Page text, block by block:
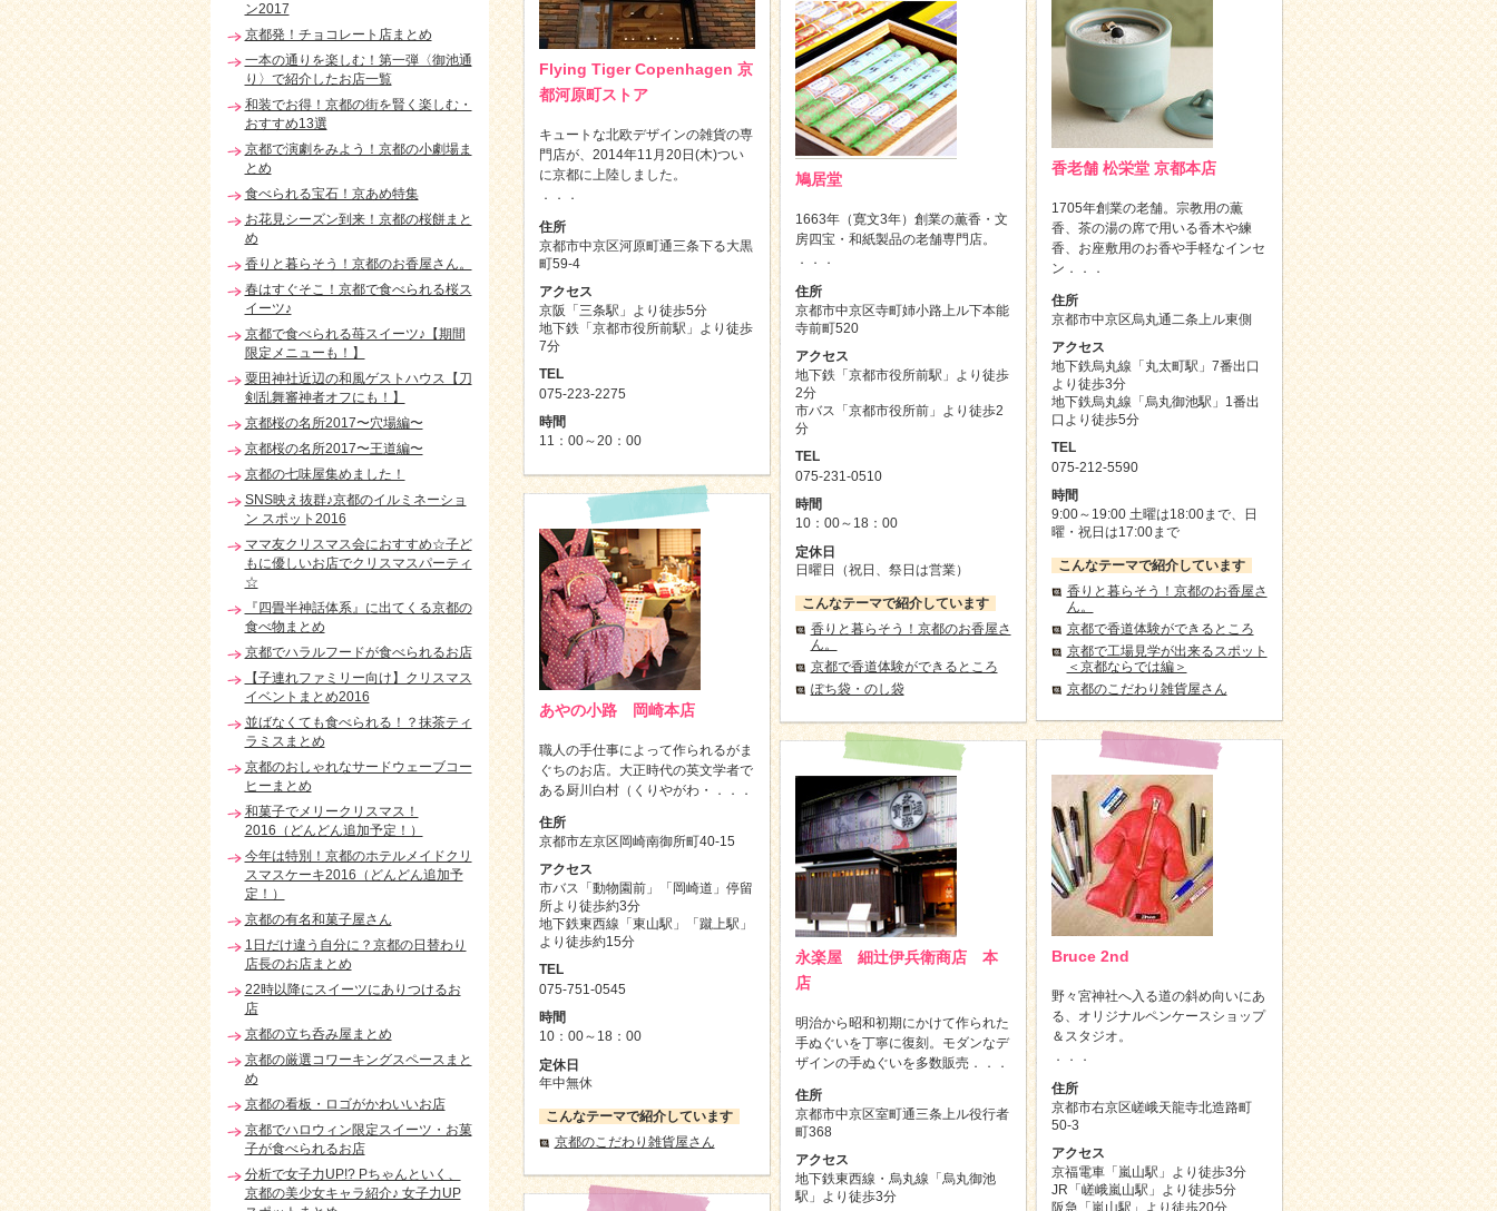
Flying Tiger Copenhagen 京
都河原町ストア
キュートな北欧デザインの雑貨の専
門店が、2014年11月20日(木)つい
に京都に上陸しました。
．．．
住所
京都市中京区河原町通三条下る大黒
町59-4
アクセス
京阪「三条駅」より徒歩5分
地下鉄「京都市役所前駅」より徒歩
7分
TEL
075-223-2275
時間
11：00～20：00
香老舗 松栄堂 京都本店
1705年創業の老舗。宗教用の薫
香、茶の湯の席で用いる香木や練
香、お座敷用のお香や手軽なインセ
ン．．．
住所
京都市中京区烏丸通二条上ル東側
アクセス
地下鉄烏丸線「丸太町駅」7番出口
より徒歩3分
地下鉄烏丸線「烏丸御池駅」1番出
口より徒歩5分
TEL
075-212-5590
時間
9:00～19:00 土曜は18:00まで、日
曜・祝日は17:00まで
こんなテーマで紹介しています
香りと暮らそう！京都のお香屋さ
ん。
京都で香道体験ができるところ
京都で工場見学が出来るスポット
＜京都ならでは編＞
京都のこだわり雑貨屋さん
鳩居堂
1663年（寛文3年）創業の薫香・文
房四宝・和紙製品の老舗専門店。
．．．
住所
京都市中京区寺町姉小路上ル下本能
寺前町520
アクセス
地下鉄「京都市役所前駅」より徒歩
2分
市バス「京都市役所前」より徒歩2
分
TEL
075-231-0510
時間
10：00～18：00
定休日
日曜日（祝日、祭日は営業）
こんなテーマで紹介しています
香りと暮らそう！京都のお香屋さ
ん。
京都で香道体験ができるところ
ぽち袋・のし袋
あやの小路 岡崎本店
職人の手仕事によって作られるがま
ぐちのお店。大正時代の英文学者で
ある厨川白村（くりやがわ・．．．
住所
京都市左京区岡崎南御所町40-15
アクセス
市バス「動物園前」「岡崎道」停留
所より徒歩約3分
地下鉄東西線「東山駅」「蹴上駅」
より徒歩約15分
TEL
075-751-0545
時間
10：00～18：00
定休日
年中無休
こんなテーマで紹介しています
京都のこだわり雑貨屋さん
Bruce 2nd
野々宮神社へ入る道の斜め向いにあ
る、オリジナルペンケースショップ
＆スタジオ。
．．．
住所
京都市右京区嵯峨天龍寺北造路町
50-3
アクセス
京福電車「嵐山駅」より徒歩3分
JR「嵯峨嵐山駅」より徒歩5分
阪急「嵐山駅」より徒歩20分
永楽屋 細辻伊兵衛商店 本
店
明治から昭和初期にかけて作られた
手ぬぐいを丁寧に復刻。モダンなデ
ザインの手ぬぐいを多数販売．．．
住所
京都市中京区室町通三条上ル役行者
町368
アクセス
地下鉄東西線・烏丸線「烏丸御池
駅」より徒歩3分
ン2017
京都発！チョコレート店まとめ
一本の通りを楽しむ！第一弾〈御池通
り〉で紹介したお店一覧
和装でお得！京都の街を賢く楽しむ・
おすすめ13選
京都で演劇をみよう！京都の小劇場ま
とめ
食べられる宝石！京あめ特集
お花見シーズン到来！京都の桜餅まと
め
香りと暮らそう！京都のお香屋さん。
春はすぐそこ！京都で食べられる桜ス
イーツ♪
京都で食べられる苺スイーツ♪【期間
限定メニューも！】
粟田神社近辺の和風ゲストハウス【刀
剣乱舞審神者オフにも！】
京都桜の名所2017〜穴場編〜
京都桜の名所2017〜王道編〜
京都の七味屋集めました！
SNS映え抜群♪京都のイルミネーショ
ン スポット2016
ママ友クリスマス会におすすめ☆子ど
もに優しいお店でクリスマスパーティ
☆
『四畳半神話体系』に出てくる京都の
食べ物まとめ
京都でハラルフードが食べられるお店
【子連れファミリー向け】クリスマス
イベントまとめ2016
並ばなくても食べられる！？抹茶ティ
ラミスまとめ
京都のおしゃれなサードウェーブコー
ヒーまとめ
和菓子でメリークリスマス！
2016（どんどん追加予定！）
今年は特別！京都のホテルメイドクリ
スマスケーキ2016（どんどん追加予
定！）
京都の有名和菓子屋さん
1日だけ違う自分に？京都の日替わり
店長のお店まとめ
22時以降にスイーツにありつけるお
店
京都の立ち呑み屋まとめ
京都の厳選コワーキングスペースまと
め
京都の看板・ロゴがかわいいお店
京都でハロウィン限定スイーツ・お菓
子が食べられるお店
分析で女子力UP!? Pちゃんといく、
京都の美少女キャラ紹介♪ 女子力UP